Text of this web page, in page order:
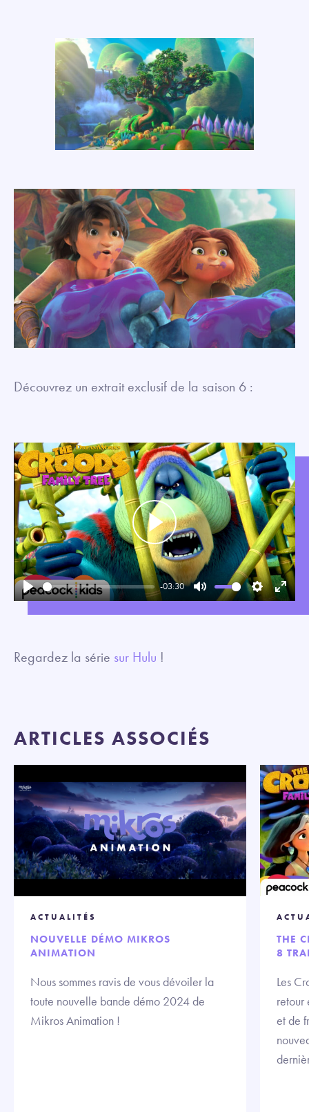
Découvrez un extrait exclusif de la saison 6 :
Play
-03:30
Mute SettingsEnter
Play
Regardez la série sur Hulu !
ARTICLES ASSOCIÉS
ACTUALITÉS
NOUVELLE DÉMO MIKROS
ANIMATION
Nous sommes ravis de vous dévoiler la
toute nouvelle bande démo 2024 de
Mikros Animation !
THE
8
Les
retour
et de